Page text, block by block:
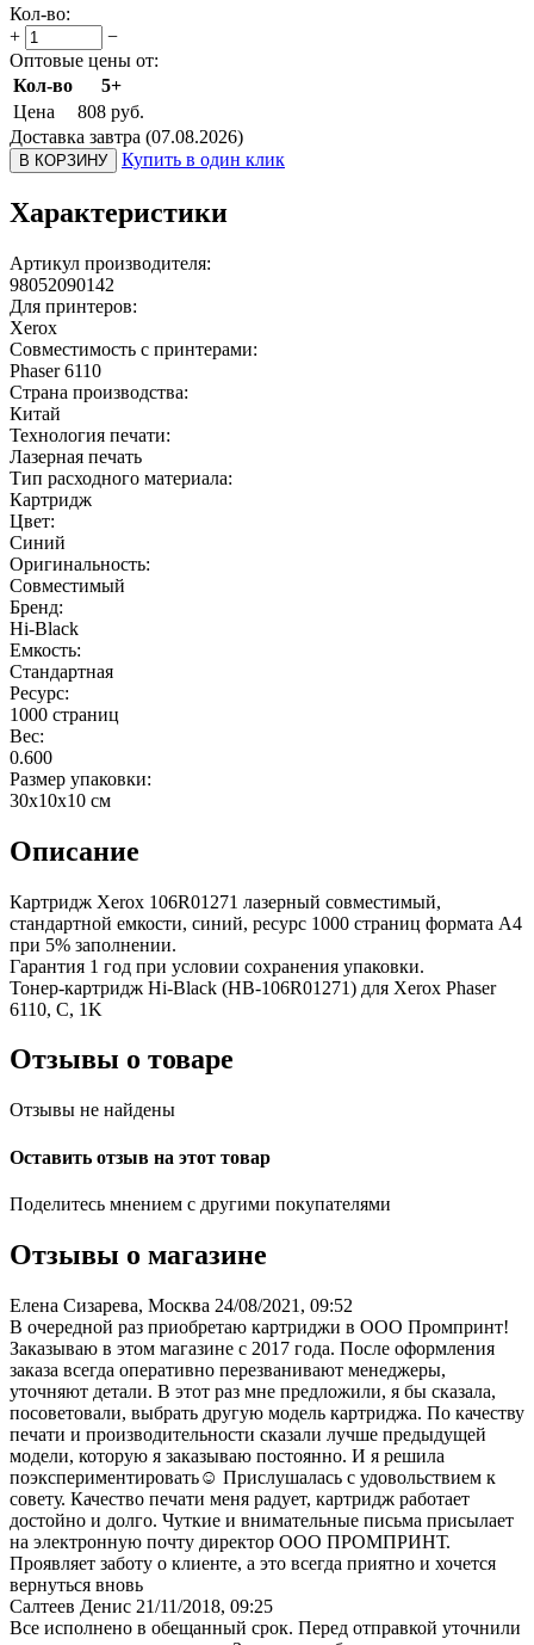
Кол-во:
+
−
Оптовые цены от:
Кол-во
5+
Цена
808 руб.
Доставка завтра (07.08.2026)
В КОРЗИНУ Купить в один клик
Характеристики
Артикул производителя:
98052090142
Для принтеров:
Xerox
Совместимость с принтерами:
Phaser 6110
Страна производства:
Китай
Технология печати:
Лазерная печать
Тип расходного материала:
Картридж
Цвет:
Синий
Оригинальность:
Совместимый
Бренд:
Hi-Black
Емкость:
Стандартная
Ресурс:
1000 страниц
Вес:
0.600
Размер упаковки:
30x10x10 см
Описание
Картридж Xerox 106R01271 лазерный совместимый,
стандартной емкости, синий, ресурс 1000 страниц формата А4
при 5% заполнении.
Гарантия 1 год при условии сохранения упаковки.
Тонер-картридж Hi-Black (HB-106R01271) для Xerox Phaser
6110, C, 1K
Отзывы о товаре
Отзывы не найдены
Оставить отзыв на этот товар
Поделитесь мнением с другими покупателями
Отзывы о магазине
Елена Сизарева, Москва 24/08/2021, 09:52
В очередной раз приобретаю картриджи в ООО Промпринт!
Заказываю в этом магазине с 2017 года. После оформления
заказа всегда оперативно перезванивают менеджеры,
уточняют детали. В этот раз мне предложили, я бы сказала,
посоветовали, выбрать другую модель картриджа. По качеству
печати и производительности сказали лучше предыдущей
модели, которую я заказываю постоянно. И я решила
поэкспериментировать☺️ Прислушалась с удовольствием к
совету. Качество печати меня радует, картридж работает
достойно и долго. Чуткие и внимательные письма присылает
на электронную почту директор ООО ПРОМПРИНТ.
Проявляет заботу о клиенте, а это всегда приятно и хочется
вернуться вновь
Салтеев Денис 21/11/2018, 09:25
Все исполнено в обещанный срок. Перед отправкой уточнили